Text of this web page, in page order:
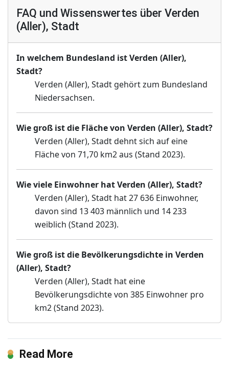
FAQ und Wissenswertes über Verden
(Aller), Stadt
In welchem Bundesland ist Verden (Aller),
Stadt?
Verden (Aller), Stadt gehört zum Bundesland
Niedersachsen.
Wie groß ist die Fläche von Verden (Aller), Stadt?
Verden (Aller), Stadt dehnt sich auf eine
Fläche von 71,70 km2 aus (Stand 2023).
Wie viele Einwohner hat Verden (Aller), Stadt?
Verden (Aller), Stadt hat 27 636 Einwohner,
davon sind 13 403 männlich und 14 233
weiblich (Stand 2023).
Wie groß ist die Bevölkerungsdichte in Verden
(Aller), Stadt?
Verden (Aller), Stadt hat eine
Bevölkerungsdichte von 385 Einwohner pro
km2 (Stand 2023).
Read More